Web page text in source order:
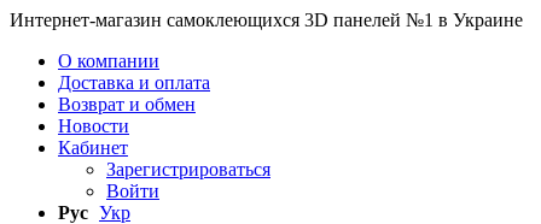
Интернет-магазин самоклеющихся 3D панелей №1 в Украине
О компании
Доставка и оплата
Возврат и обмен
Новости
Кабинет
Зарегистрироваться
Войти
Рус Укр